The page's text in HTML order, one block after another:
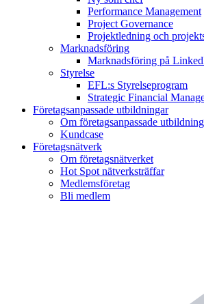
Performance Management
Project Governance
Projektledning och
Marknadsföring
Marknadsföring på
Styrelse
EFL:s Styrelseprogram
Strategic Financial
Företagsanpassade utbildningar
Om företagsanpassade
Kundcase
Företagsnätverk
Om företagsnätverket
Hot Spot nätverksträffar
Medlemsföretag
Bli medlem